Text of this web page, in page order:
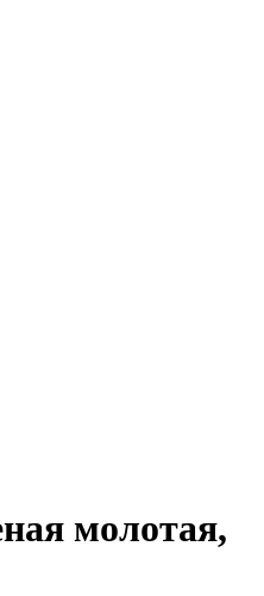
молотая,